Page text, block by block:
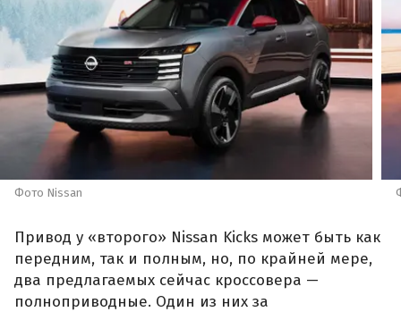
Фото Nissan
Привод у «второго» Nissan Kicks может быть как
передним, так и полным, но, по крайней мере,
два предлагаемых сейчас кроссовера —
полноприводные. Один из них за